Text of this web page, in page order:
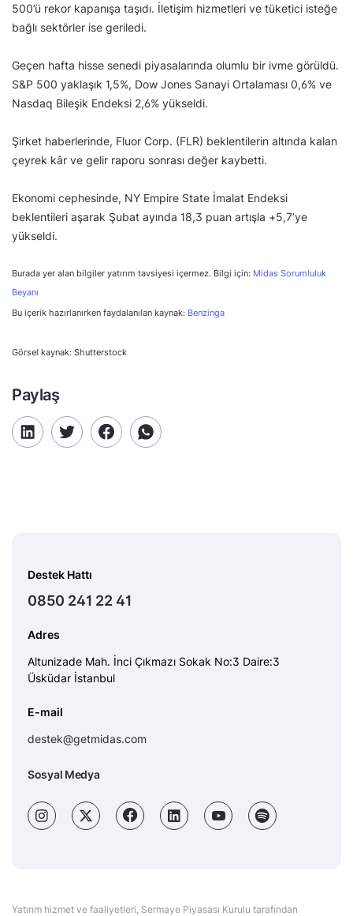
500’ü rekor kapanışa taşıdı. İletişim hizmetleri ve tüketici isteğe
bağlı sektörler ise geriledi.
Geçen hafta hisse senedi piyasalarında olumlu bir ivme görüldü.
S&P 500 yaklaşık 1,5%, Dow Jones Sanayi Ortalaması 0,6% ve
Nasdaq Bileşik Endeksi 2,6% yükseldi.
Şirket haberlerinde, Fluor Corp. (FLR) beklentilerin altında kalan
çeyrek kâr ve gelir raporu sonrası değer kaybetti.
Ekonomi cephesinde, NY Empire State İmalat Endeksi
beklentileri aşarak Şubat ayında 18,3 puan artışla +5,7’ye
yükseldi.
Burada yer alan bilgiler yatırım tavsiyesi içermez. Bilgi için: Midas Sorumluluk
Beyanı
Bu içerik hazırlanırken faydalanılan kaynak: Benzinga
Görsel kaynak: Shutterstock
Paylaş